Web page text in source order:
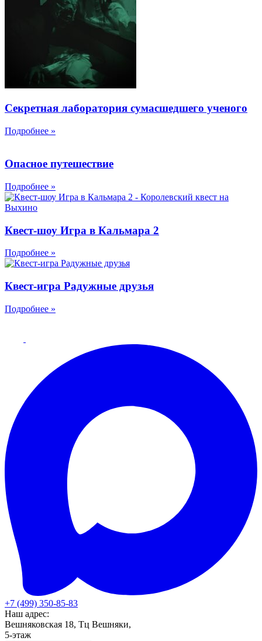
Секретная лаборатория сумасшедшего ученого
Подробнее »
Опасное путешествие
Подробнее »
Квест-шоу Игра в Кальмара 2
Подробнее »
Квест-игра Радужные друзья
Подробнее »
+7 (499) 350-85-83
Наш адрес:
Вешняковская 18, Тц Вешняки,
5-этаж